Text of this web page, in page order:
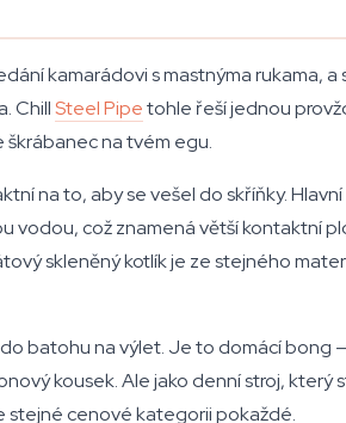
kamarádovi s mastnýma rukama, a
ChillSteel Pipetohle řeší jednou
škrábanec na tvém egu.
na to, aby se vešel do skříňky. Hlavní
vodou, což znamená větší kontaktní
skleněný kotlík je ze stejného
batohu na výlet. Je to domácí bong
kousek. Ale jako denní stroj, který
stejné cenové kategorii pokaždé.